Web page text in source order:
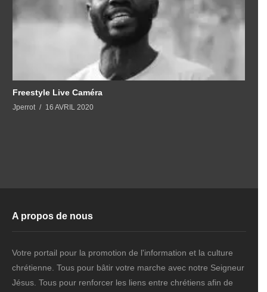
Freestyle Live Caméra
Jperrot 16 AVRIL 2020
A propos de nous
Votre portail pour la promotion de l'information et la culture
chrétienne. Tous pour bâtir votre marche avec notre Seigneur
Jésus. Tous pour renforcer les liens entre chrétiens afin de